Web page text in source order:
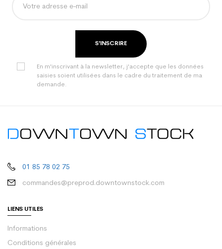
S'INSCRIRE
En m'inscrivant à la newsletter, j'accepte que les données
saisies soient utilisées dans le cadre du traitement de ma
demande.
01 85 78 02 75
commandes@preprod.downtownstock.com
LIENS UTILES
Informations
Conditions générales